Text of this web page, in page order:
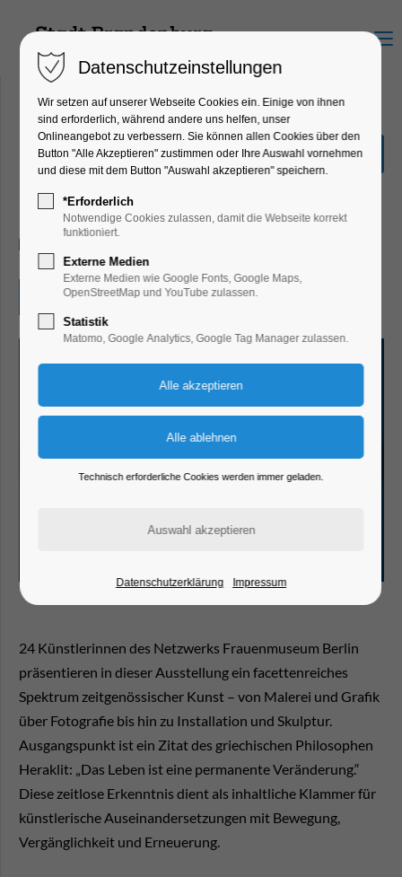
Menu
Man steigt nicht zweimal in
denselben Fluss
Ausstellung, Kunst
Eintritt frei
24 Künstlerinnen des Netzwerks Frauenmuseum Berlin
präsentieren in dieser Ausstellung ein facettenreiches
Spektrum zeitgenössischer Kunst – von Malerei und Grafik
über Fotografie bis hin zu Installation und Skulptur.
Ausgangspunkt ist ein Zitat des griechischen Philosophen
Heraklit: „Das Leben ist eine permanente Veränderung.“
Diese zeitlose Erkenntnis dient als inhaltliche Klammer für
künstlerische Auseinandersetzungen mit Bewegung,
Vergänglichkeit und Erneuerung.
Datenschutzeinstellungen
Wir setzen auf unserer Webseite Cookies ein. Einige von ihnen
sind erforderlich, während andere uns helfen, unser
Onlineangebot zu verbessern. Sie können allen Cookies über den
Button "Alle Akzeptieren" zustimmen oder Ihre Auswahl vornehmen
und diese mit dem Button "Auswahl akzeptieren" speichern.
*Erforderlich
Notwendige Cookies zulassen, damit die Webseite korrekt
funktioniert.
Externe Medien
Externe Medien wie Google Fonts, Google Maps,
OpenStreetMap und YouTube zulassen.
Statistik
Matomo, Google Analytics, Google Tag Manager zulassen.
Technisch erforderliche Cookies werden immer geladen.
Datenschutzerklärung Impressum